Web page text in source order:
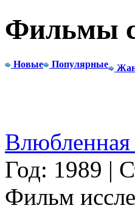
Фильмы с
Новые Популярные
Год: 1989 |
Фильм